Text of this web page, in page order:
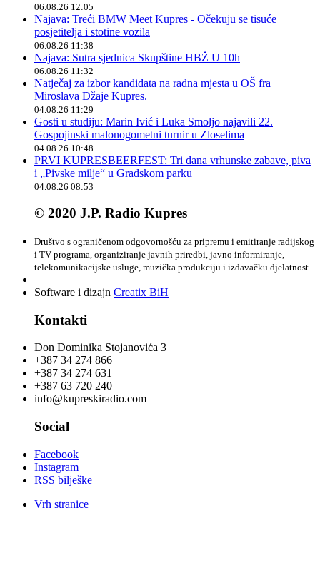
06.08.26 12:05
Najava: Treći BMW Meet Kupres - Očekuju se tisuće
posjetitelja i stotine vozila
06.08.26 11:38
Najava: Sutra sjednica Skupštine HBŽ U 10h
06.08.26 11:32
Natječaj za izbor kandidata na radna mjesta u OŠ fra
Miroslava Džaje Kupres.
04.08.26 11:29
Gosti u studiju: Marin Ivić i Luka Smoljo najavili 22.
Gospojinski malonogometni turnir u Zloselima
04.08.26 10:48
PRVI KUPRESBEERFEST: Tri dana vrhunske zabave, piva
i „Pivske milje“ u Gradskom parku
04.08.26 08:53
© 2020 J.P. Radio Kupres
Društvo s ograničenom odgovornošću za pripremu i emitiranje radijskog
i TV programa, organiziranje javnih priredbi, javno informiranje,
telekomunikacijske usluge, muzička produkciju i izdavačku djelatnost.
Software i dizajn Creatix BiH
Kontakti
Don Dominika Stojanovića 3
+387 34 274 866
+387 34 274 631
+387 63 720 240
info@kupreskiradio.com
Social
Facebook
Instagram
RSS bilješke
Vrh stranice